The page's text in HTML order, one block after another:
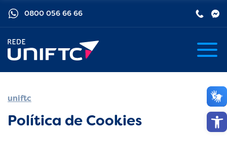
Barra
0800 056 66 66
uniftc
Política de Cookies